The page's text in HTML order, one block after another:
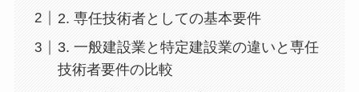
2. 専任技術者としての基本要件
3. 一般建設業と特定建設業の違いと専任
技術者要件の比較